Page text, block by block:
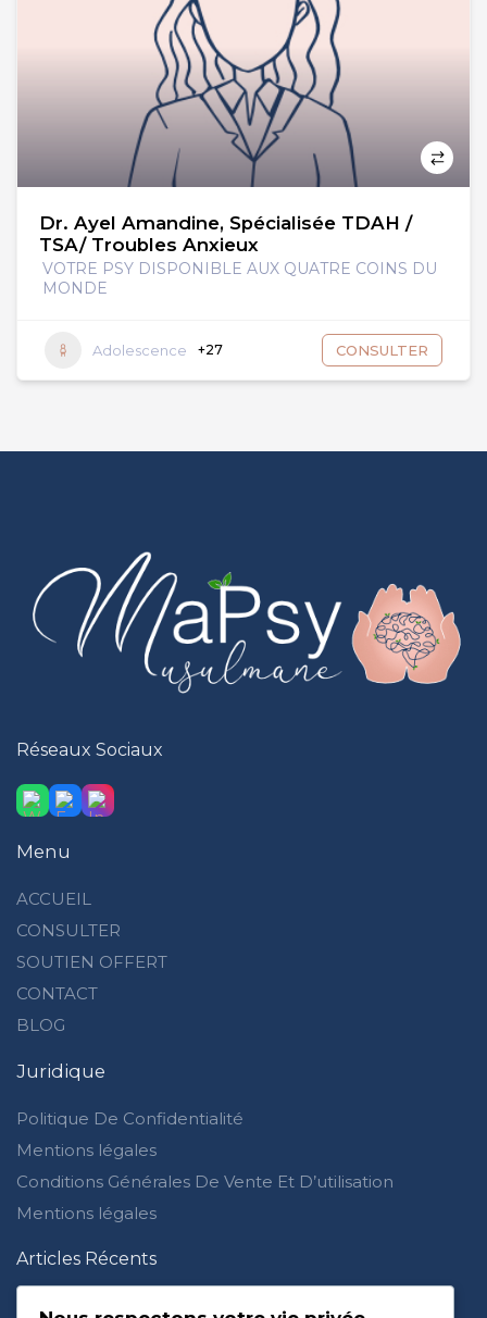
Dr. Ayel Amandine, Spécialisée TDAH /
TSA/ Troubles Anxieux
VOTRE PSY DISPONIBLE AUX QUATRE COINS DU
MONDE
Adolescence +27 CONSULTER
Réseaux Sociaux
Menu
ACCUEIL
CONSULTER
SOUTIEN OFFERT
CONTACT
BLOG
Juridique
Politique De Confidentialité
Mentions légales
Conditions Générales De Vente Et D’utilisation
Mentions légales
Articles Récents